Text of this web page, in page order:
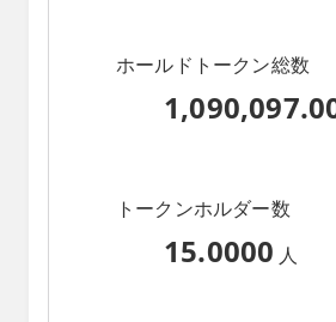
ホールドトークン総数
トークンホルダー数
15.0000 人